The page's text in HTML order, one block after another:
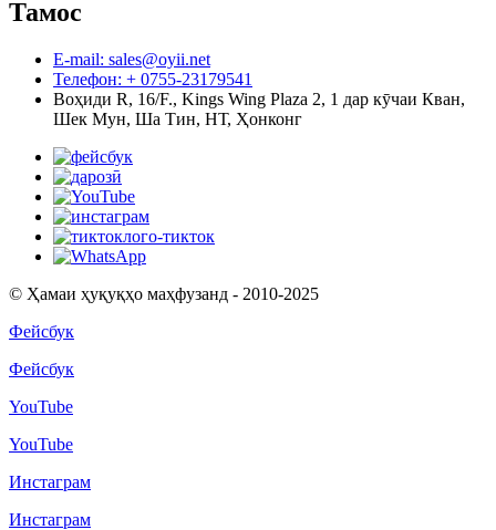
Тамос
E-mail: sales@oyii.net
Телефон: + 0755-23179541
Воҳиди R, 16/F., Kings Wing Plaza 2, 1 дар кӯчаи Кван,
Шек Мун, Ша Тин, НТ, Ҳонконг
© Ҳамаи ҳуқуқҳо маҳфузанд - 2010-2025
Фейсбук
Фейсбук
YouTube
YouTube
Инстаграм
Инстаграм